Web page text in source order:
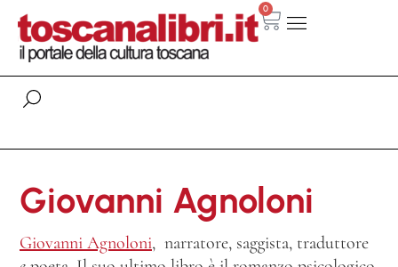
0
Giovanni Agnoloni
Giovanni Agnoloni, narratore, saggista, traduttore